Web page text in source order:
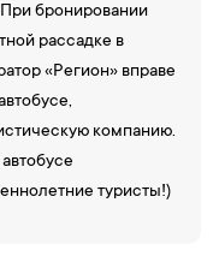
бронировании
рассадке в
«Регион» вправе
компанию.
туристы!)